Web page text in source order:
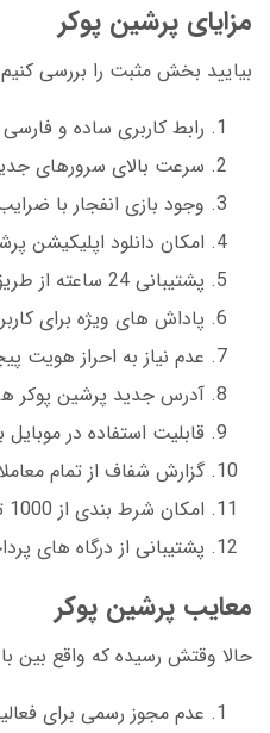
مزایای پرشین پوکر
بیایید بخش مثبت را بررسی
رابط کاربری ساده و فارسی
سرعت بالای سرورهای جدید
وجود بازی انفجار با
امکان دانلود اپلیکیشن
پشتیبانی 24 ساعته از طریق تلگرام
پاداش های ویژه برای
عدم نیاز به احراز هویت
آدرس جدید پرشین پوکر
قابلیت استفاده در
گزارش شفاف از تمام
امکان شرط بندی از 1000 تومان
پشتیبانی از درگاه های
معایب پرشین پوکر
حالا وقتش رسیده که واقع بین
عدم مجوز رسمی برای